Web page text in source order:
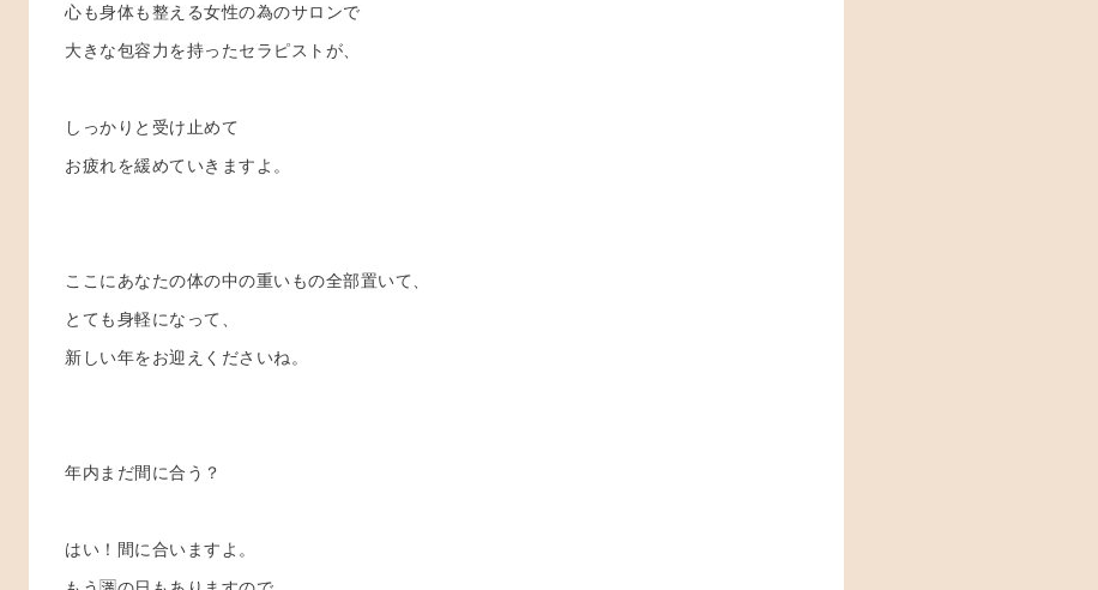
心も身体も整える女性の為のサロンで
大きな包容力を持ったセラピストが、
しっかりと受け止めて
お疲れを緩めていきますよ。
ここにあなたの体の中の重いもの全部置いて、
とても身軽になって、
新しい年をお迎えくださいね。
年内まだ間に合う？
はい！間に合いますよ。